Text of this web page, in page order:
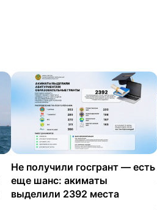
Не получили госгрант — есть
еще шанс: акиматы
выделили 2392 места